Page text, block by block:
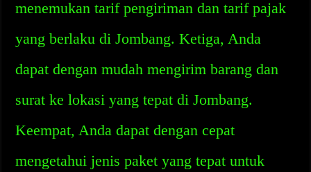
menemukan tarif pengiriman dan tarif pajak
yang berlaku di Jombang. Ketiga, Anda
dapat dengan mudah mengirim barang dan
surat ke lokasi yang tepat di Jombang.
Keempat, Anda dapat dengan cepat
mengetahui jenis paket yang tepat untuk